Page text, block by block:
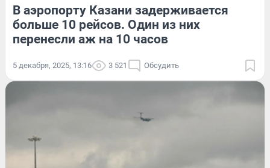
В аэропорту Казани задерживается
больше 10 рейсов. Один из них
перенесли аж на 10 часов
5 декабря, 2025, 13:16 3 521 Обсудить